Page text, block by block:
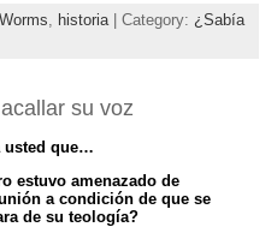
, historia| Category: ¿Sabía
su voz
usted que…
estuvo amenazado de
a condición de que se
de su teología?